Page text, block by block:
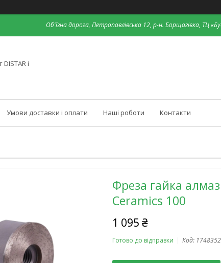
Об'їзна дорога, Петропавлівська 12, р-н. Борщагівка, ТЦ
і
Умови доставки і оплати Наші роботи Контакти
Фреза гайка
Ceramics 100
1 095 ₴
Готово до відправки Код: